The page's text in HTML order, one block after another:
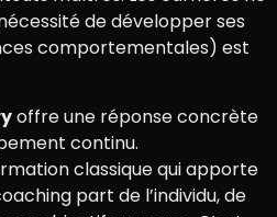
de développer ses
comportementales) est
offre une réponse concrète
continu.
classique qui apporte
part de l’individu, de